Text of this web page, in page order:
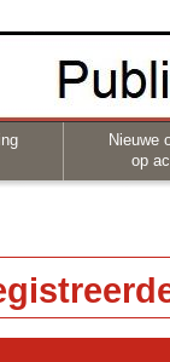
Nieuwe
op